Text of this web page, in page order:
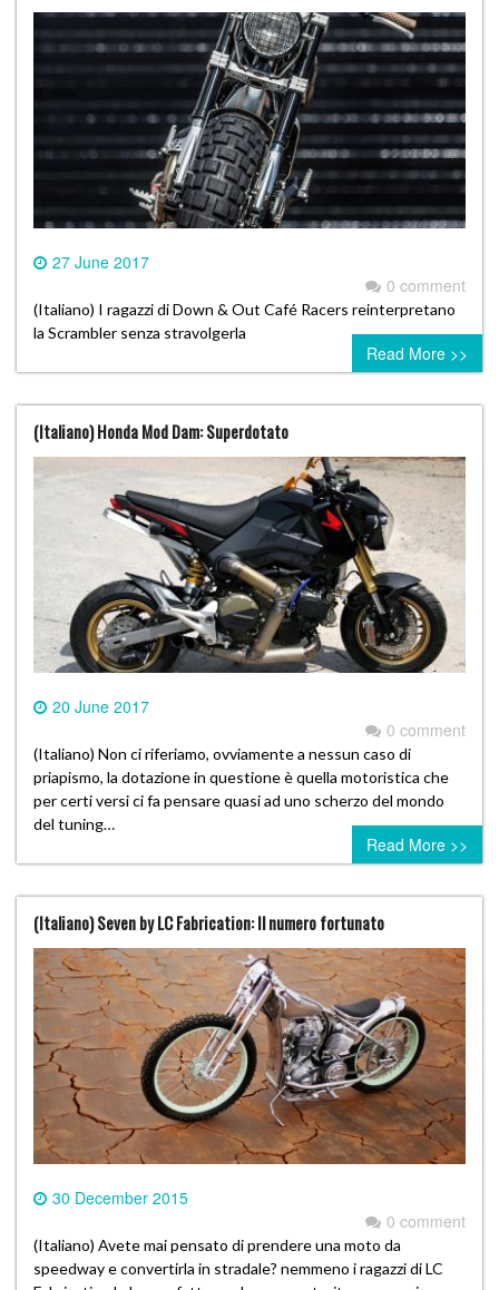
27 June 2017
0 comment
(Italiano) I ragazzi di Down & Out Café Racers reinterpretano
la Scrambler senza stravolgerla
Read More >>
(Italiano) Honda Mod Dam: Superdotato
20 June 2017
0 comment
(Italiano) Non ci riferiamo, ovviamente a nessun caso di
priapismo, la dotazione in questione è quella motoristica che
per certi versi ci fa pensare quasi ad uno scherzo del mondo
del tuning…
Read More >>
(Italiano) Seven by LC Fabrication: Il numero fortunato
30 December 2015
0 comment
(Italiano) Avete mai pensato di prendere una moto da
speedway e convertirla in stradale? nemmeno i ragazzi di LC